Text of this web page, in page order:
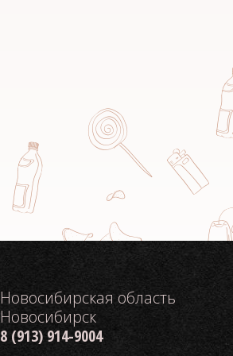
Новосибирская область
Новосибирск
8 (913) 914-9004